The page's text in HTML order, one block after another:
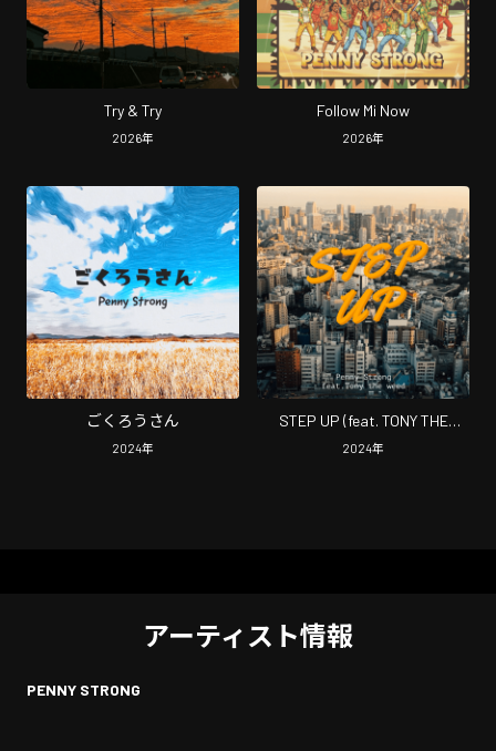
Try & Try
2026年
Follow Mi Now
2026年
ごくろうさん
2024年
STEP UP (feat. TONY THE
WEED)
2024年
アーティスト情報
PENNY STRONG